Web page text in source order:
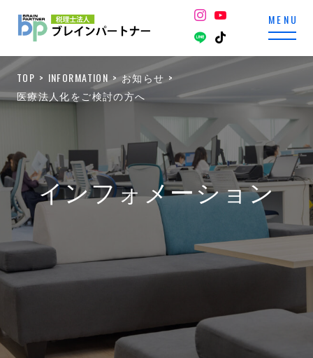
TOP INFORMATION
お知らせ
医療法人化をご検討の方へ
インフォメーション